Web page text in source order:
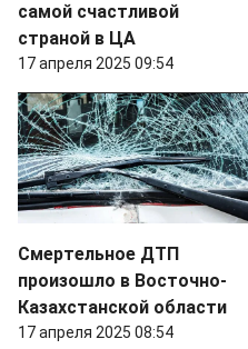
самой счастливой
страной в ЦА
17 апреля 2025 09:54
Смертельное ДТП
произошло в Восточно-
Казахстанской области
17 апреля 2025 08:54